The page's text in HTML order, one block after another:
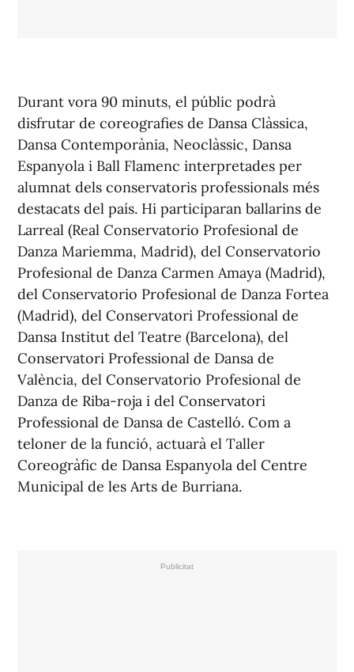
Durant vora 90 minuts, el públic podrà
disfrutar de coreografies de Dansa Clàssica,
Dansa Contemporània, Neoclàssic, Dansa
Espanyola i Ball Flamenc interpretades per
alumnat dels conservatoris professionals més
destacats del país. Hi participaran ballarins de
Larreal (Real Conservatorio Profesional de
Danza Mariemma, Madrid), del Conservatorio
Profesional de Danza Carmen Amaya (Madrid),
del Conservatorio Profesional de Danza Fortea
(Madrid), del Conservatori Professional de
Dansa Institut del Teatre (Barcelona), del
Conservatori Professional de Dansa de
València, del Conservatorio Profesional de
Danza de Riba-roja i del Conservatori
Professional de Dansa de Castelló. Com a
teloner de la funció, actuarà el Taller
Coreogràfic de Dansa Espanyola del Centre
Municipal de les Arts de Burriana.